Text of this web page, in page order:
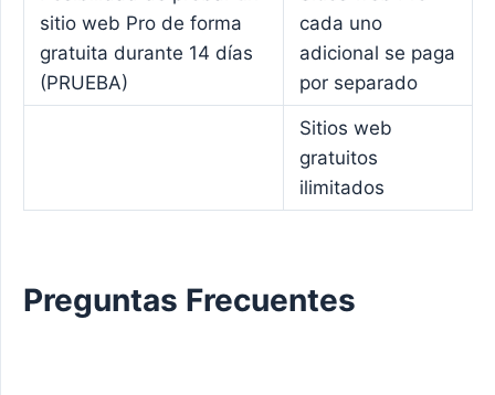
sitio web Pro de forma
gratuita durante 14 días
(PRUEBA)
cada uno
adicional se paga
por separado
Sitios web
gratuitos
ilimitados
Preguntas Frecuentes